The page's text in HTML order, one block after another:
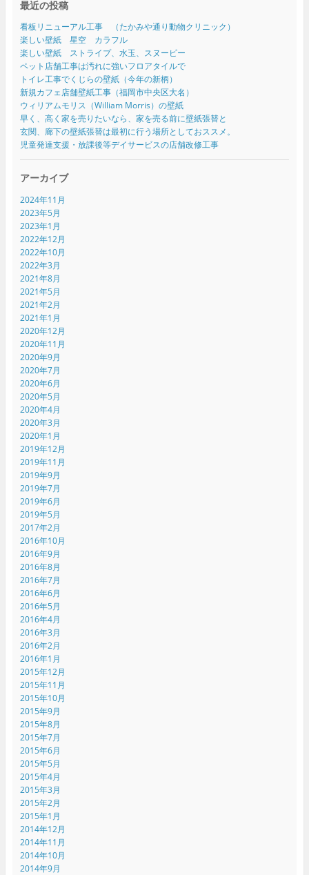
最近の投稿
看板リニューアル工事 （たかみや通り動物クリニック）
楽しい壁紙 星空 カラフル
楽しい壁紙 ストライプ、水玉、スヌーピー
ペット店舗工事は汚れに強いフロアタイルで
トイレ工事でくじらの壁紙（今年の新柄）
新規カフェ店舗壁紙工事（福岡市中央区大名）
ウィリアムモリス（William Morris）の壁紙
早く、高く家を売りたいなら、家を売る前に壁紙張替と
玄関、廊下の壁紙張替は最初に行う場所としておススメ。
児童発達支援・放課後等デイサービスの店舗改修工事
アーカイブ
2024年11月
2023年5月
2023年1月
2022年12月
2022年10月
2022年3月
2021年8月
2021年5月
2021年2月
2021年1月
2020年12月
2020年11月
2020年9月
2020年7月
2020年6月
2020年5月
2020年4月
2020年3月
2020年1月
2019年12月
2019年11月
2019年9月
2019年7月
2019年6月
2019年5月
2017年2月
2016年10月
2016年9月
2016年8月
2016年7月
2016年6月
2016年5月
2016年4月
2016年3月
2016年2月
2016年1月
2015年12月
2015年11月
2015年10月
2015年9月
2015年8月
2015年7月
2015年6月
2015年5月
2015年4月
2015年3月
2015年2月
2015年1月
2014年12月
2014年11月
2014年10月
2014年9月